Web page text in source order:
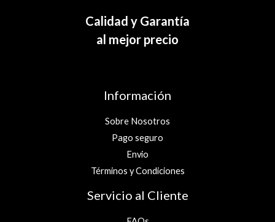
Calidad y Garantía
al mejor precio
Información
Sobre Nosotros
Pago seguro
Envio
Términos y Condiciones
Servicio al Cliente